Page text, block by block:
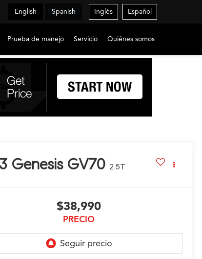
English Spanish Inglés Español
Prueba de manejo Servicio Quiénes somos
Genesis GV70 2.5T
$38,990
PRECIO